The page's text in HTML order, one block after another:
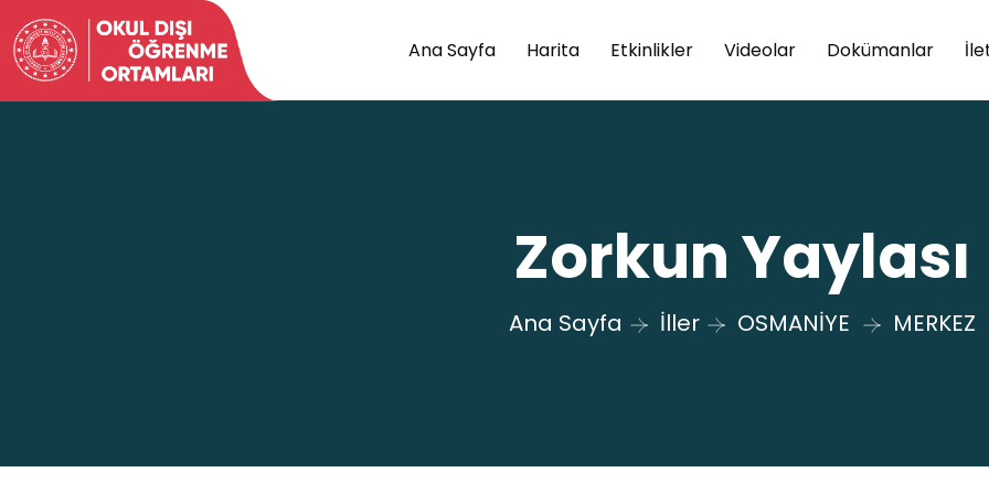
Ana Sayfa Harita Etkinlikler Videolar Dokümanlar
Zorkun Yaylası
Ana Sayfa İller OSMANİYE MERKEZ